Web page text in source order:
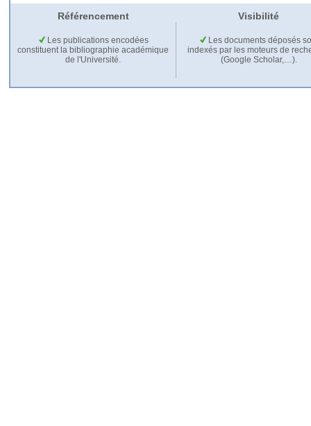
Référencement Visibilité
Les publications encodées
constituent la bibliographie académique
de l'Université.
Les documents déposés
indexés par les moteurs de
(Google Scholar,…).